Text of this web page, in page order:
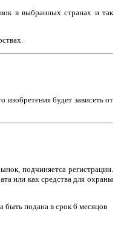
в выбранных странах и так
будет зависеть от
подчиняетса регистрации.
или как средства для охраны
быть подана в срок 6 месяцов